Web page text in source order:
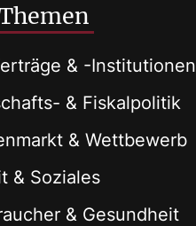
& -Institutionen
& Fiskalpolitik
& Wettbewerb
& Soziales
& Gesundheit